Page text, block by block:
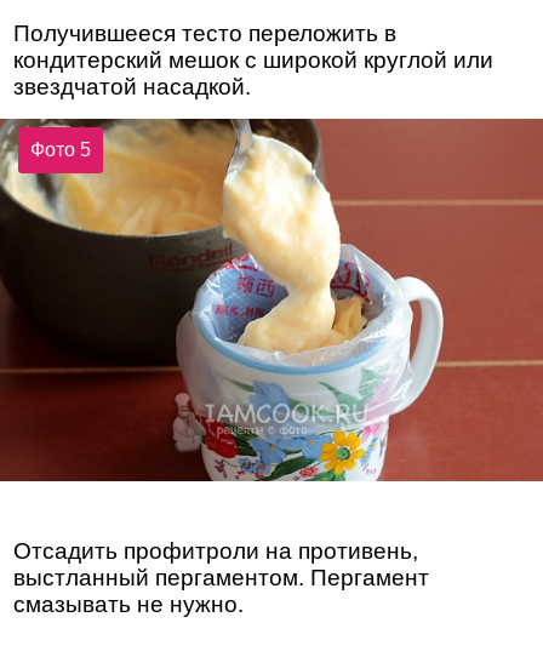
Получившееся тесто переложить в
кондитерский мешок с широкой круглой или
звездчатой насадкой.
Фото 5
Отсадить профитроли на противень,
выстланный пергаментом. Пергамент
смазывать не нужно.